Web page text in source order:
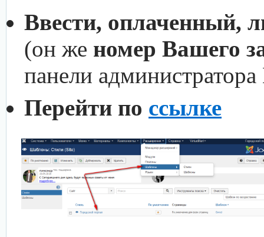
Ввести, оплаченный,
(он же номер Вашего
панели
Перейти по ссылке